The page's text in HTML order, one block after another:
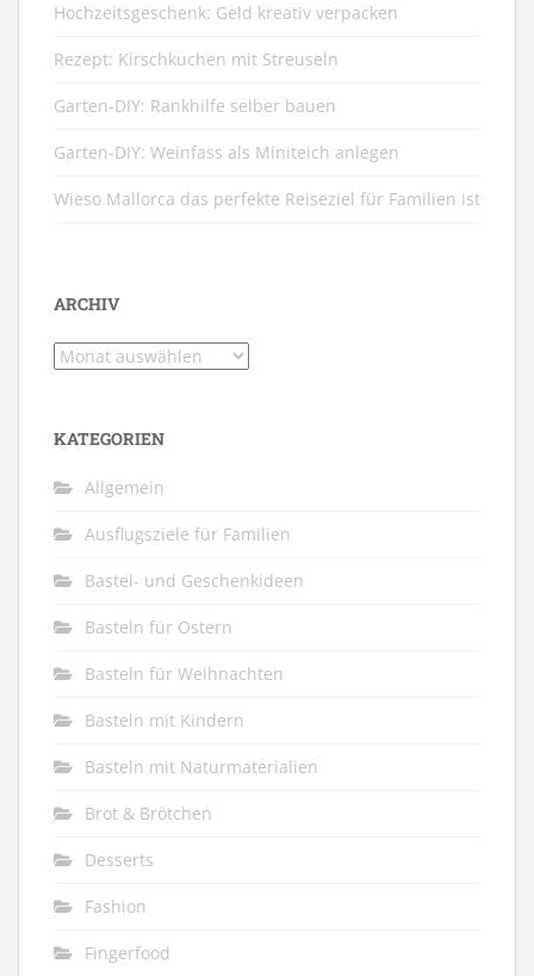
Hochzeitsgeschenk: Geld kreativ verpacken
Rezept: Kirschkuchen mit Streuseln
Garten-DIY: Rankhilfe selber bauen
Garten-DIY: Weinfass als Miniteich anlegen
Wieso Mallorca das perfekte Reiseziel für Familien ist
ARCHIV
Archiv
KATEGORIEN
Allgemein
Ausflugsziele für Familien
Bastel- und Geschenkideen
Basteln für Ostern
Basteln für Weihnachten
Basteln mit Kindern
Basteln mit Naturmaterialien
Brot & Brötchen
Desserts
Fashion
Fingerfood